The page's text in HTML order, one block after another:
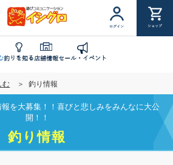
ログイン ショップ
釣りを知る店舗情報セール・イベント
む 釣り情報
を大募集！！喜びと悲しみをみんなに大公
開！！
釣り情報